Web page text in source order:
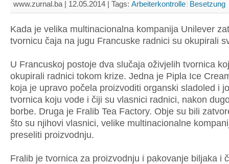
www.zurnal.ba | 12.05.2014 | Tags: Arbeiterkontrolle Besetzung
Kada je velika multinacionalna kompanija Unilever
tvornicu čaja na jugu Francuske radnici su okupirali
U Francuskoj postoje dva slučaja oživjelih tvornica
okupirali radnici tokom krize. Jedna je Pipla Ice
koja je upravo počela proizvoditi organski sladoled i
tvornica koju vode i čiji su vlasnici radnici, nakon
borbe. Druga je Fralib Tea Factory. Obje su bili
što su njihovi vlasnici, velike multinacionalne
preseliti proizvodnju.
Fralib je tvornica za proizvodnju i pakovanje biljaka i